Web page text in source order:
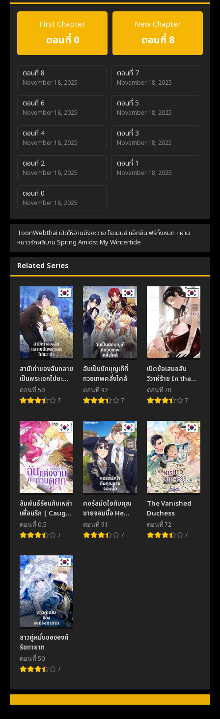
First Chapter
ตอนที่ 0
New Chapter
ตอนที่ 8
ตอนที่ 8
November 18, 2025
ตอนที่ 7
November 18, 2025
ตอนที่ 6
November 18, 2025
ตอนที่ 5
November 18, 2025
ตอนที่ 4
November 18, 2025
ตอนที่ 3
November 18, 2025
ตอนที่ 2
November 18, 2025
ตอนที่ 1
November 18, 2025
ตอนที่ 0
November 18, 2025
ToonWebthai เปิดให้อ่านมังงะวาย โรแมนซ์ แอ็กชัน ฟรีทั้งหมด ›ผ่าน
หนาวรักผลิบาน Spring Amidst My Wintertide
Related Series
สามีเก่าของฉันกลาย
เป็นพระเอกไปซะ
แล้ว
ตอนที่ 50
7
ฉันเป็นนักบุญเก๊ที่
ทวยเทพคลั่งไคล้
ตอนที่ 92
7
เปิดข้อเสนอลับ
วิวาห์ร้าย In the
Doghouse
ตอนที่ 78
7
สัมพันธ์ร้อนกับเหล่า
เพื่อนรัก | Caught
Between
Friends (R+)
ตอนที่ 0.5
7
คอร์สมัดใจกับคุณ
ชายจอมบื้อ He
Can’t Be This
Dumb!
ตอนที่ 91
7
The Vanished
Duchess
ตอนที่ 72
7
สาวคู่หมั้นขององค์
รัชทายาท
ตอนที่ 50
7